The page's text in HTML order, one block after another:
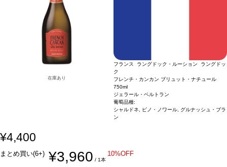
在庫あり
フランス ラングドック・ルーション ラングドッ
ク
フレンチ・カンカン ブリュット・ナチュール
750ml
ジェラール・ベルトラン
葡萄品種:
シャルドネ, ピノ・ノワール, グルナッシュ・ブラ
ン
¥4,400
まとめ買い(6+) ¥3,960 / 1本
10%OFF